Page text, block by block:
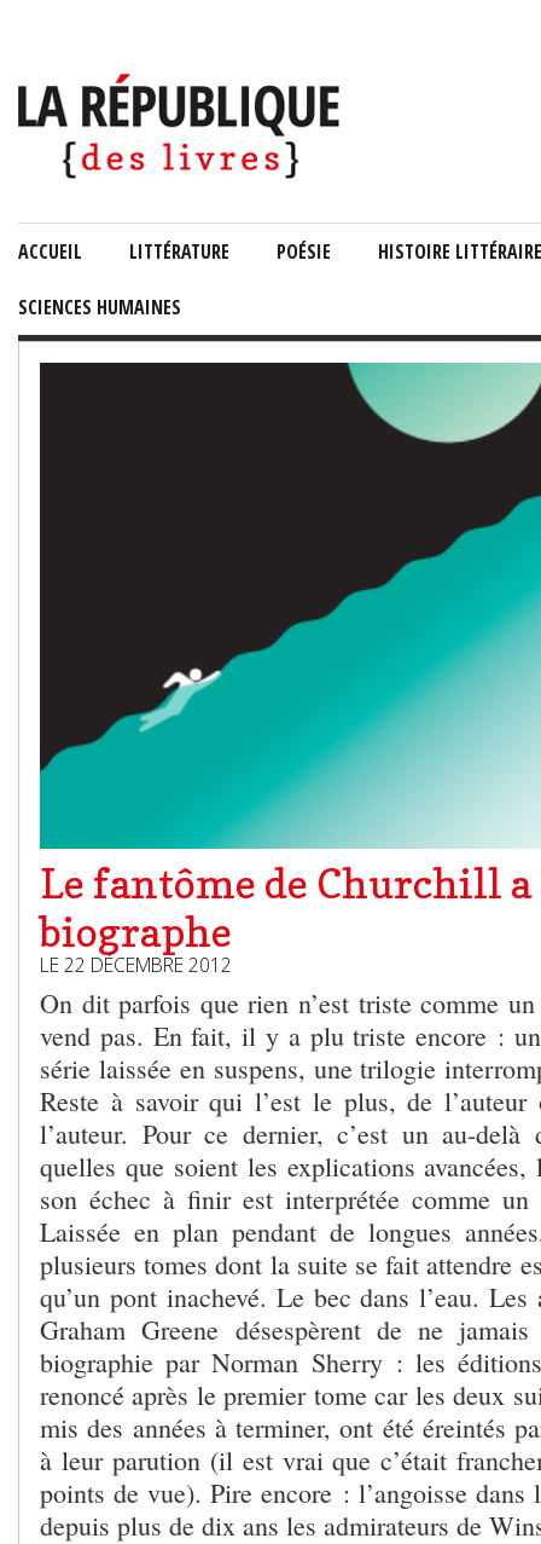
ACCUEIL LITTÉRATURE POÉSIE HISTOIRE LITTÉRAIRE
SCIENCES HUMAINES
Le fantôme de Churchill
biographe
LE 22 DÉCEMBRE 2012
On dit parfois que rien n’est triste comme
vend pas. En fait, il y a plu triste encore :
série laissée en suspens, une trilogie
Reste à savoir qui l’est le plus, de
l’auteur. Pour ce dernier, c’est un au-
quelles que soient les explications avancées,
son échec à finir est interprétée comme un
Laissée en plan pendant de longues
plusieurs tomes dont la suite se fait attendre
qu’un pont inachevé. Le bec dans l’eau.
Graham Greene désespèrent de ne
biographie par Norman Sherry : les
renoncé après le premier tome car les deux
mis des années à terminer, ont été éreintés
à leur parution (il est vrai que c’était
points de vue). Pire encore : l’angoisse dans
depuis plus de dix ans les admirateurs de